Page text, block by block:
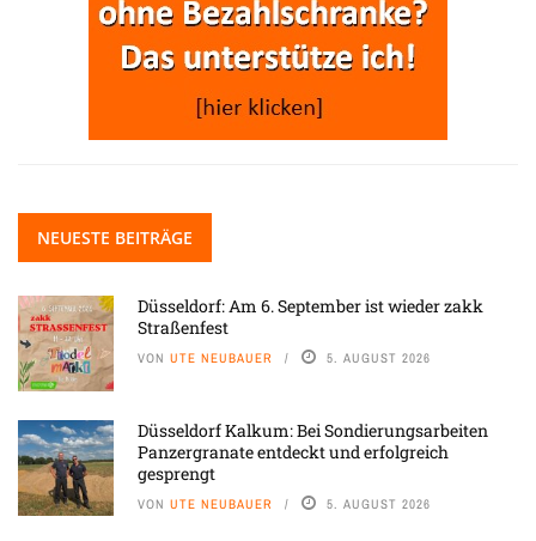
NEUESTE BEITRÄGE
Düsseldorf: Am 6. September ist wieder zakk
Straßenfest
VON UTE NEUBAUER 5. AUGUST 2026
Düsseldorf Kalkum: Bei Sondierungsarbeiten
Panzergranate entdeckt und erfolgreich
gesprengt
VON UTE NEUBAUER 5. AUGUST 2026